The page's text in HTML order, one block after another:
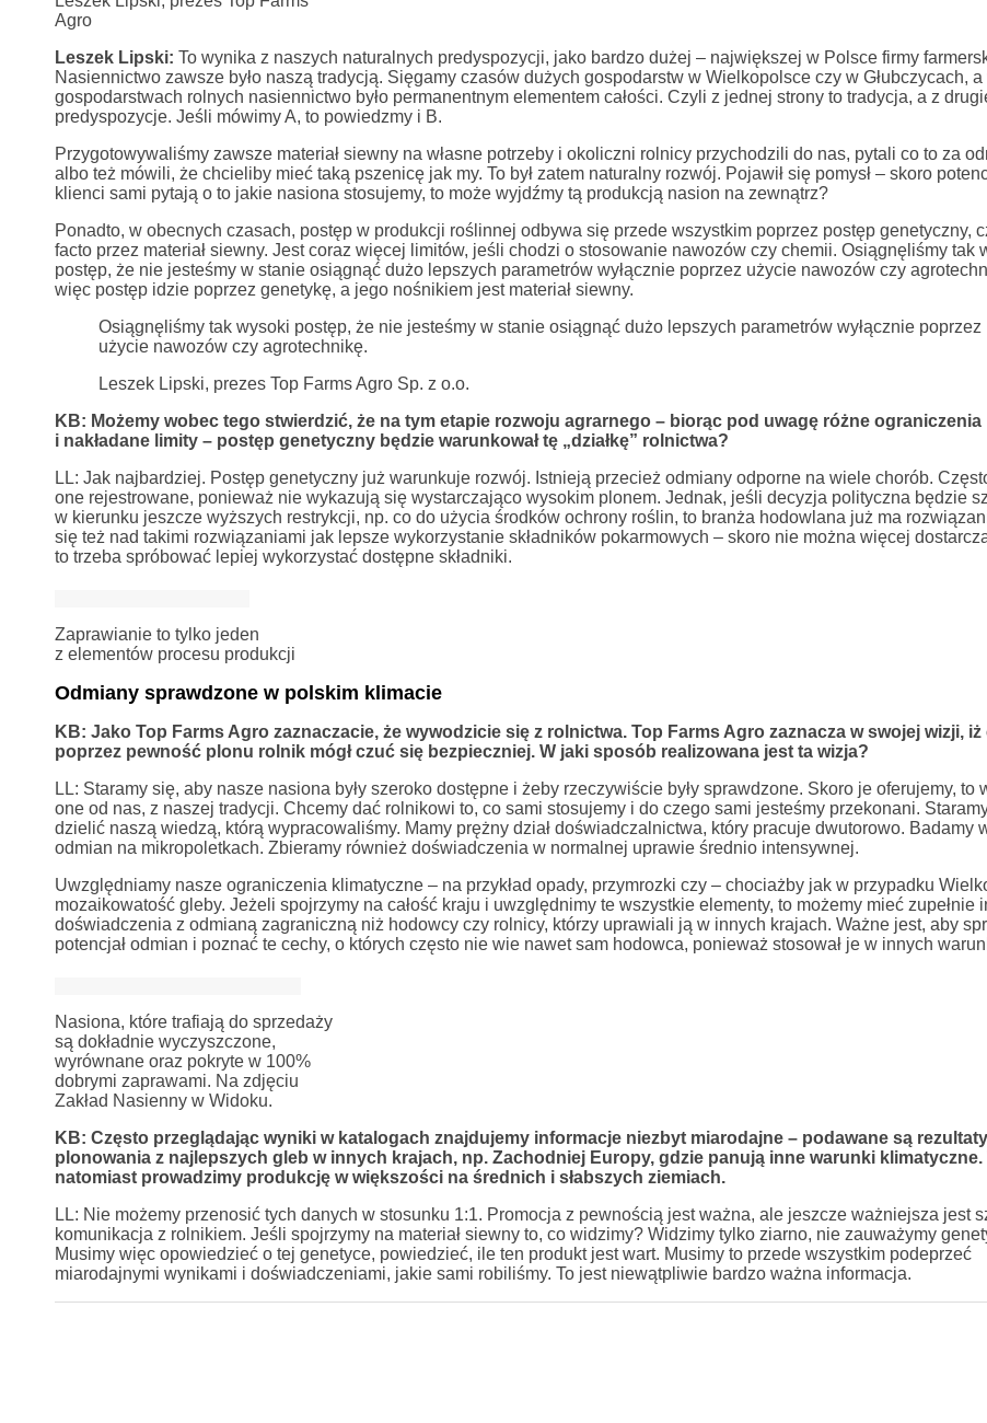
Agro
Leszek Lipski: To wynika z naszych naturalnych predyspozycji, jako bardzo dużej – największej w Polsce firmy
Nasiennictwo zawsze było naszą tradycją. Sięgamy czasów dużych gospodarstw w Wielkopolsce czy w Głubczycach, a
gospodarstwach rolnych nasiennictwo było permanentnym elementem całości. Czyli z jednej strony to tradycja, a z
predyspozycje. Jeśli mówimy A, to powiedzmy i B.
Przygotowywaliśmy zawsze materiał siewny na własne potrzeby i okoliczni rolnicy przychodzili do nas, pytali co to za
albo też mówili, że chcieliby mieć taką pszenicę jak my. To był zatem naturalny rozwój. Pojawił się pomysł – skoro
klienci sami pytają o to jakie nasiona stosujemy, to może wyjdźmy tą produkcją nasion na zewnątrz?
Ponadto, w obecnych czasach, postęp w produkcji roślinnej odbywa się przede wszystkim poprzez postęp genetyczny,
facto przez materiał siewny. Jest coraz więcej limitów, jeśli chodzi o stosowanie nawozów czy chemii. Osiągnęliśmy tak
postęp, że nie jesteśmy w stanie osiągnąć dużo lepszych parametrów wyłącznie poprzez użycie nawozów czy
więc postęp idzie poprzez genetykę, a jego nośnikiem jest materiał siewny.
Osiągnęliśmy tak wysoki postęp, że nie jesteśmy w stanie osiągnąć dużo lepszych parametrów wyłącznie poprzez
użycie nawozów czy agrotechnikę.
Leszek Lipski, prezes Top Farms Agro Sp. z o.o.
KB: Możemy wobec tego stwierdzić, że na tym etapie rozwoju agrarnego – biorąc pod uwagę różne ograniczenia
i nakładane limity – postęp genetyczny będzie warunkował tę „działkę” rolnictwa?
LL: Jak najbardziej. Postęp genetyczny już warunkuje rozwój. Istnieją przecież odmiany odporne na wiele chorób.
one rejestrowane, ponieważ nie wykazują się wystarczająco wysokim plonem. Jednak, jeśli decyzja polityczna będzie
w kierunku jeszcze wyższych restrykcji, np. co do użycia środków ochrony roślin, to branża hodowlana już ma
się też nad takimi rozwiązaniami jak lepsze wykorzystanie składników pokarmowych – skoro nie można więcej
to trzeba spróbować lepiej wykorzystać dostępne składniki.
Zaprawianie to tylko jeden
z elementów procesu produkcji
Odmiany sprawdzone w polskim klimacie
KB: Jako Top Farms Agro zaznaczacie, że wywodzicie się z rolnictwa. Top Farms Agro zaznacza w swojej wizji, iż
poprzez pewność plonu rolnik mógł czuć się bezpieczniej. W jaki sposób realizowana jest ta wizja?
LL: Staramy się, aby nasze nasiona były szeroko dostępne i żeby rzeczywiście były sprawdzone. Skoro je oferujemy, to
one od nas, z naszej tradycji. Chcemy dać rolnikowi to, co sami stosujemy i do czego sami jesteśmy przekonani.
dzielić naszą wiedzą, którą wypracowaliśmy. Mamy prężny dział doświadczalnictwa, który pracuje dwutorowo. Badamy
odmian na mikropoletkach. Zbieramy również doświadczenia w normalnej uprawie średnio intensywnej.
Uwzględniamy nasze ograniczenia klimatyczne – na przykład opady, przymrozki czy – chociażby jak w przypadku
mozaikowatość gleby. Jeżeli spojrzymy na całość kraju i uwzględnimy te wszystkie elementy, to możemy mieć zupełnie
doświadczenia z odmianą zagraniczną niż hodowcy czy rolnicy, którzy uprawiali ją w innych krajach. Ważne jest, aby
potencjał odmian i poznać te cechy, o których często nie wie nawet sam hodowca, ponieważ stosował je w innych
Nasiona, które trafiają do sprzedaży
są dokładnie wyczyszczone,
wyrównane oraz pokryte w 100%
dobrymi zaprawami. Na zdjęciu
Zakład Nasienny w Widoku.
KB: Często przeglądając wyniki w katalogach znajdujemy informacje niezbyt miarodajne – podawane są rezultaty
plonowania z najlepszych gleb w innych krajach, np. Zachodniej Europy, gdzie panują inne warunki klimatyczne.
natomiast prowadzimy produkcję w większości na średnich i słabszych ziemiach.
LL: Nie możemy przenosić tych danych w stosunku 1:1. Promocja z pewnością jest ważna, ale jeszcze ważniejsza jest
komunikacja z rolnikiem. Jeśli spojrzymy na materiał siewny to, co widzimy? Widzimy tylko ziarno, nie zauważymy
Musimy więc opowiedzieć o tej genetyce, powiedzieć, ile ten produkt jest wart. Musimy to przede wszystkim podeprzeć
miarodajnymi wynikami i doświadczeniami, jakie sami robiliśmy. To jest niewątpliwie bardzo ważna informacja.